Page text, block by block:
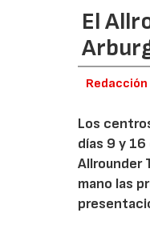
El
Los
días 9 y
Allrounder
mano las